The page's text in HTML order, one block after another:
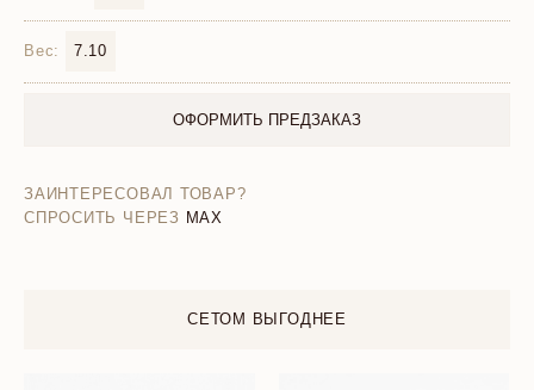
Вес: 7.10
ОФОРМИТЬ ПРЕДЗАКАЗ
ЗАИНТЕРЕСОВАЛ ТОВАР?
СПРОСИТЬ ЧЕРЕЗ MAX
СЕТОМ ВЫГОДНЕЕ